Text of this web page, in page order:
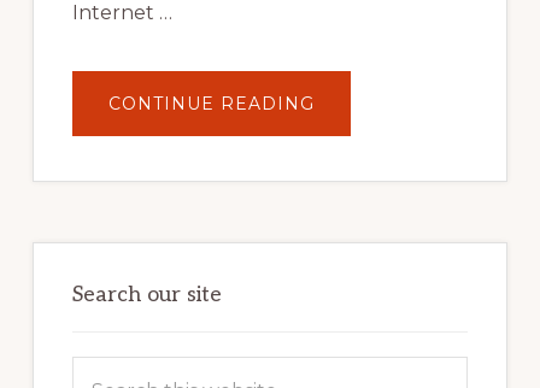
Internet …
CONTINUE READING
YOUR
POTENTIAL:
POWER
Search our site